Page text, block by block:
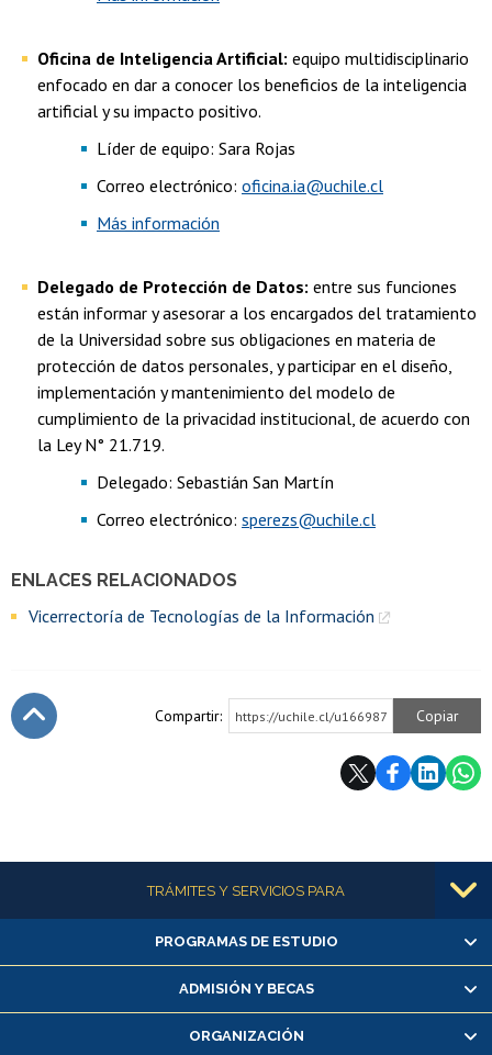
ENLACES RELACIONADOS
Vicerrectoría de Tecnologías de la Información
Oficina de Inteligencia Artificial: equipo multidisciplinario
enfocado en dar a conocer los beneficios de la inteligencia
artificial y su impacto positivo.
Líder de equipo: Sara Rojas
Correo electrónico: oficina.ia@uchile.cl
Más información
Delegado de Protección de Datos: entre sus funciones
están informar y asesorar a los encargados del tratamiento
de la Universidad sobre sus obligaciones en materia de
protección de datos personales, y participar en el diseño,
implementación y mantenimiento del modelo de
cumplimiento de la privacidad institucional, de acuerdo con
la Ley N° 21.719.
​Delegado: Sebastián San Martín
Correo electrónico: sperezs@uchile.cl
Compartir: https://uchile.cl/u166987 Copiar
Más informaciónTRÁMITES Y SERVICIOS PARA
Alumnas/os y exalumnas/os
Matrícula en línea
Inscripción y cambio de asignaturas
Consulta y certificado de notas
PROGRAMAS DE ESTUDIO
ADMISIÓN Y BECAS
ORGANIZACIÓN